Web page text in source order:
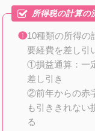
10種類の所得の
要経費を差し引
①損益通算：一
差し引き
②前年からの赤
も引ききれない
る